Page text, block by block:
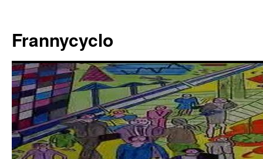
contenu
Frannycyclo